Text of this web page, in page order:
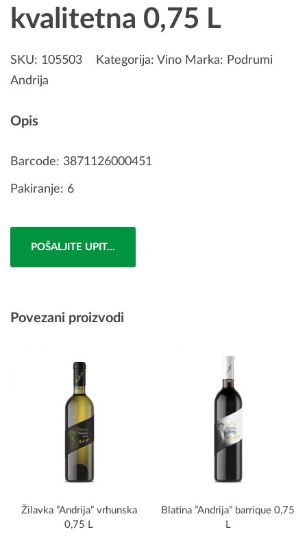
kvalitetna 0,75 L
SKU: 105503 Kategorija: Vino Marka: Podrumi
Andrija
Opis
Barcode: 3871126000451
Pakiranje: 6
POŠALJITE UPIT...
Povezani proizvodi
Žilavka ”Andrija” vrhunska
0,75 L
Blatina ”Andrija” barrique 0,75
L